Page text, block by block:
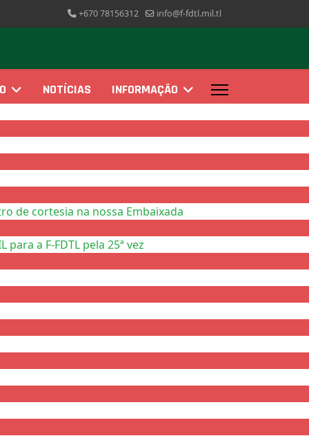
+670 78156312 info@f-fdtl.mil.tl
NOTÍCIAS INFORMAÇÃO
de cortesia na nossa Embaixada
a F-FDTL pela 25ª vez